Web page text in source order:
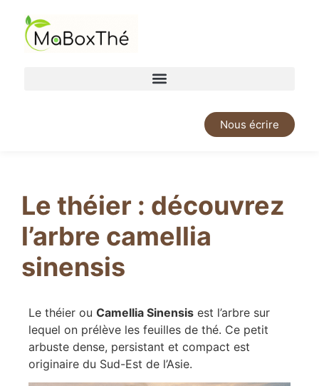
Nous écrire
Le théier : découvrez
l’arbre camellia
sinensis
Le théier ou Camellia Sinensis est l’arbre sur
lequel on prélève les feuilles de thé. Ce petit
arbuste dense, persistant et compact est
originaire du Sud-Est de l’Asie.